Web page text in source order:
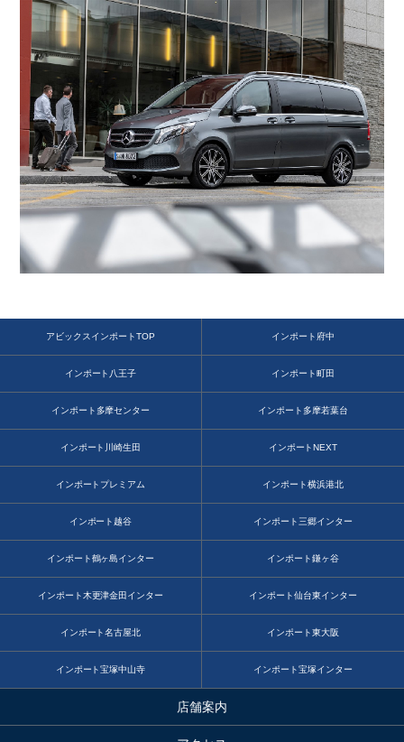
アビックスインポートTOP インポート府中
インポート八王子 インポート町田
インポート多摩センター インポート多摩若葉台
インポート川崎生田 インポートNEXT
インポートプレミアム インポート横浜港北
インポート越谷 インポート三郷インター
インポート鶴ヶ島インター インポート鎌ヶ谷
インポート木更津金田インター インポート仙台東インター
インポート名古屋北 インポート東大阪
インポート宝塚中山寺 インポート宝塚インター
店舗案内